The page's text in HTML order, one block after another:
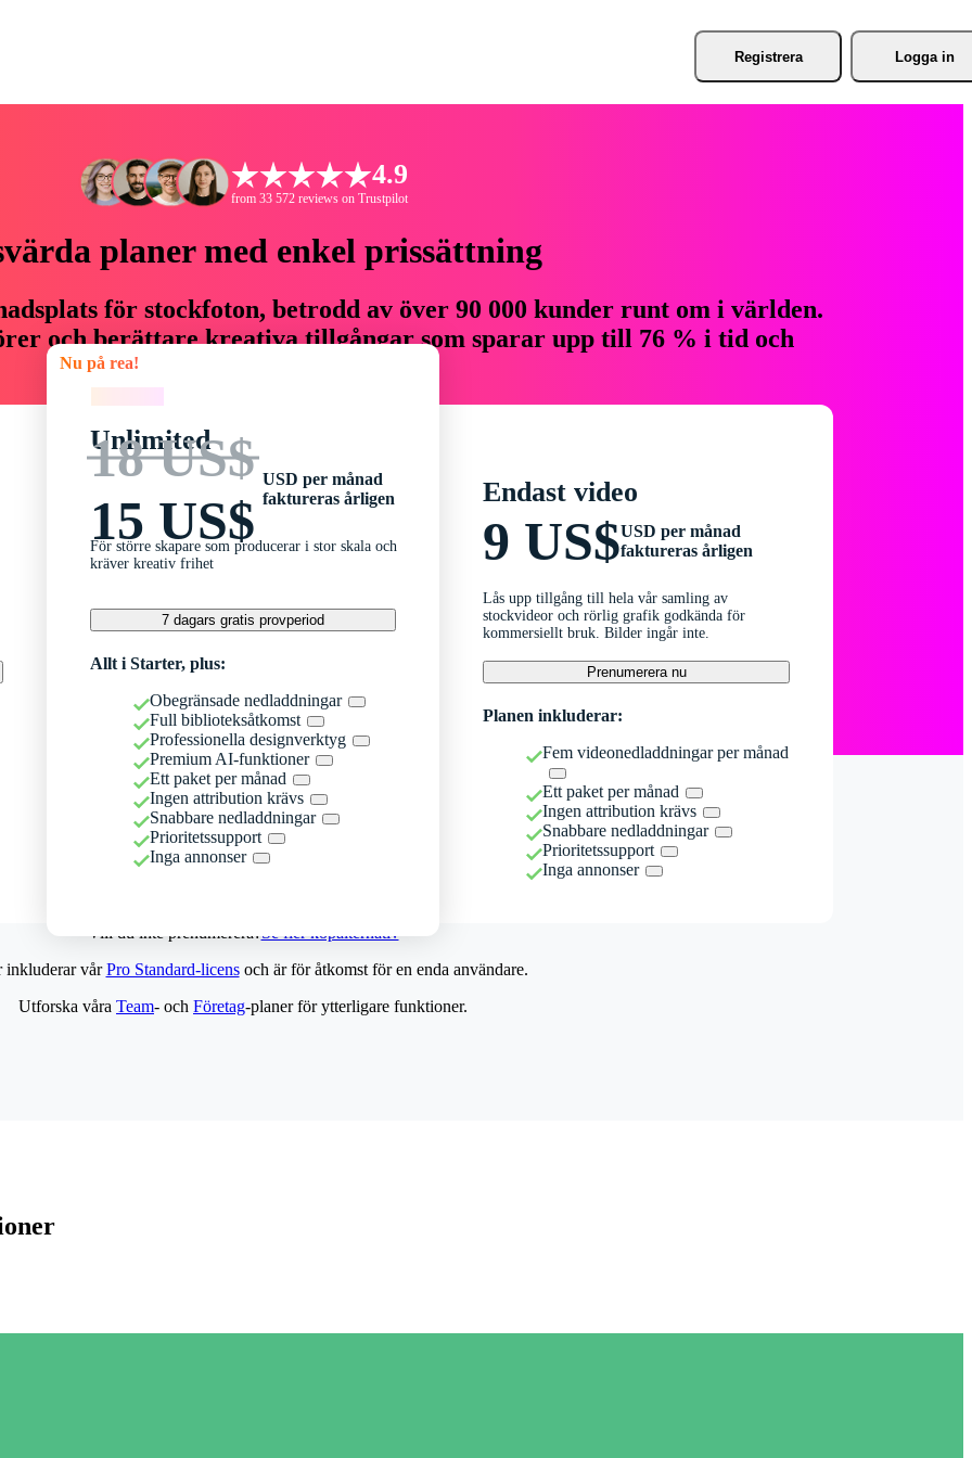
Registrera Logga in
4.9
from 33 572 reviews on Trustpilot
planer med enkel prissättning
för stockfoton, betrodd av över 90 000 kunder runt om i världen.
och berättare kreativa tillgångar som sparar upp till 76 % i tid och
Nu på rea!
Unlimited
18 US$
15 US$
USD per månad
faktureras årligen
För större skapare som producerar i stor skala och
kräver kreativ frihet
7 dagars gratis provperiod
Allt i Starter, plus:
Obegränsade nedladdningar
Full biblioteksåtkomst
Professionella designverktyg
Premium AI-funktioner
Ett paket per månad
Ingen attribution krävs
Snabbare nedladdningar
Prioritetssupport
Inga annonser
Endast video
9 US$USD per månad
faktureras årligen
Lås upp tillgång till hela vår samling av
stockvideor och rörlig grafik godkända för
kommersiellt bruk. Bilder ingår inte.
Prenumerera nu
Planen inkluderar:
Fem videonedladdningar per månad
Ett paket per månad
Ingen attribution krävs
Snabbare nedladdningar
Prioritetssupport
Inga annonser
Vill du inte prenumerera?Se fler köpalternativ
inkluderar vårPro Standard-licensoch är för åtkomst för en enda användare.
Utforska våra Team- och Företag-planer för ytterligare funktioner.